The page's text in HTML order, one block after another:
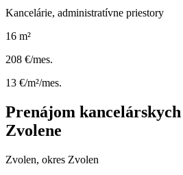
Kancelárie, administratívne priestory
16 m²
208 €/mes.
13 €/m²/mes.
Prenájom
Zvolene
Zvolen, okres Zvolen